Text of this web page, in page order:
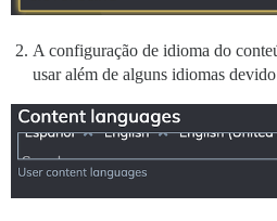
A configuração de idioma do
usar além de alguns idiomas